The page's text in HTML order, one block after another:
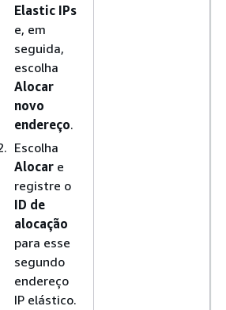
Elastic IPs
e, em
seguida,
escolha
Alocar
novo
endereço.
Escolha
Alocar e
registre o
ID de
alocação
para esse
segundo
endereço
IP elástico.